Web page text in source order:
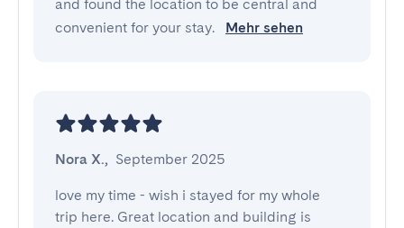
and found the location to be central and
convenient for your stay.
Mehr sehen
Nora X., September 2025
love my time - wish i stayed for my whole
trip here. Great location and building is